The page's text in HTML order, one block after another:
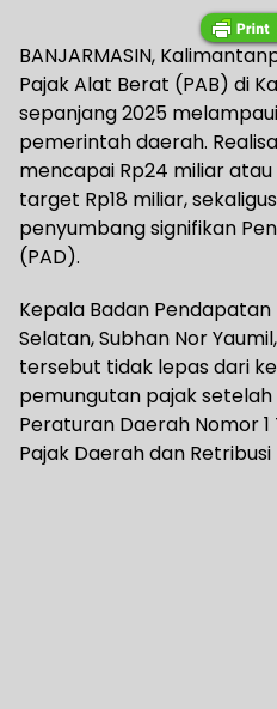
BANJARMASIN,
Pajak Alat Berat (PAB) di
sepanjang 2025
pemerintah daerah.
mencapai Rp24 miliar
target Rp18 miliar,
penyumbang signifikan
(PAD).
Kepala Badan
Selatan, Subhan Nor
tersebut tidak lepas dari
pemungutan pajak
Peraturan Daerah Nomor
Pajak Daerah dan